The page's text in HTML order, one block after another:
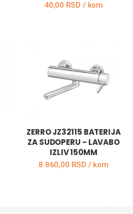
40,00 RSD / kom
ZERRO JZ32115 BATERIJA
ZA SUDOPERU - LAVABO
IZLIV 150MM
8.860,00 RSD / kom